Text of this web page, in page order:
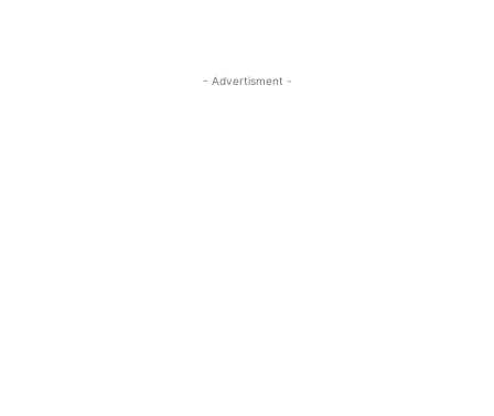
- Advertisment -